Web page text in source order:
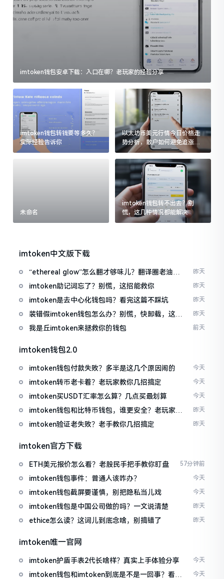
imtoken钱包安卓下载：入口在哪？老玩家的经验分享
imtoken钱包转钱要等多久？
实际经验告诉你
以太坊币美元行情今日价格走
势分析，散户如何避免追涨杀
跌被套牢
未命名
imtoken钱包转不出去？别
慌，这几种情况都能解决
imtoken中文版下载
“ethereal glow”怎么翻才够味儿？翻译圈老油条
的私房话
昨天
imtoken助记词忘了？别慌，这招能救你 昨天
imtoken是去中心化钱包吗？看完这篇不踩坑 昨天
装错假imtoken钱包怎么办？别慌，快卸载，这几
招能救急
昨天
我是丘imtoken来拯救你的钱包 前天
imtoken钱包2.0
imtoken钱包付款失败？多半是这几个原因闹的 今天
imtoken转币老卡着？老玩家教你几招搞定 今天
imtoken买USDT汇率怎么算？几点买最划算 今天
imtoken钱包和比特币钱包，谁更安全？老玩家来
聊聊
昨天
imtoken验证老失败？老手教你几招搞定 昨天
imtoken官方下载
ETH美元报价怎么看？老股民手把手教你盯盘 57分钟前
imtoken钱包事件：普通人该咋办？ 今天
imtoken钱包截屏要谨慎，别把隐私当儿戏 今天
imtoken钱包是中国公司做的吗？一文说清楚 昨天
ethice怎么读？这词儿到底念啥，别搞错了 昨天
imtoken唯一官网
imtoken护盾手表2代长啥样？真实上手体验分享 今天
imtoken钱包和imtoken到底是不是一回事？看完
今天